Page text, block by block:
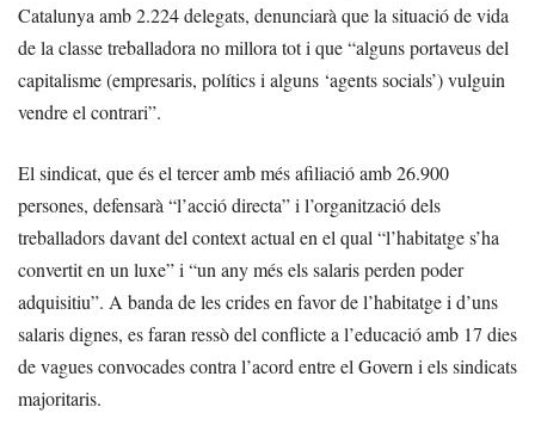
Catalunya amb 2.224 delegats, denunciarà que la situació de vida
de la classe treballadora no millora tot i que “alguns portaveus del
capitalisme (empresaris, polítics i alguns ‘agents socials’) vulguin
vendre el contrari”.
El sindicat, que és el tercer amb més afiliació amb 26.900
persones, defensarà “l’acció directa” i l’organització dels
treballadors davant del context actual en el qual “l’habitatge s’ha
convertit en un luxe” i “un any més els salaris perden poder
adquisitiu”. A banda de les crides en favor de l’habitatge i d’uns
salaris dignes, es faran ressò del conflicte a l’educació amb 17 dies
de vagues convocades contra l’acord entre el Govern i els sindicats
majoritaris.